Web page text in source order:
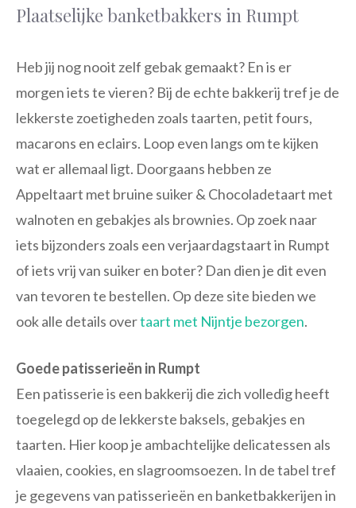
Plaatselijke banketbakkers in Rumpt
Heb jij nog nooit zelf gebak gemaakt? En is er
morgen iets te vieren? Bij de echte bakkerij tref je de
lekkerste zoetigheden zoals taarten, petit fours,
macarons en eclairs. Loop even langs om te kijken
wat er allemaal ligt. Doorgaans hebben ze
Appeltaart met bruine suiker & Chocoladetaart met
walnoten en gebakjes als brownies. Op zoek naar
iets bijzonders zoals een verjaardagstaart in Rumpt
of iets vrij van suiker en boter? Dan dien je dit even
van tevoren te bestellen. Op deze site bieden we
ook alle details overtaart met Nijntje bezorgen.
Goede patisserieën in Rumpt
Een patisserie is een bakkerij die zich volledig heeft
toegelegd op de lekkerste baksels, gebakjes en
taarten. Hier koop je ambachtelijke delicatessen als
vlaaien, cookies, en slagroomsoezen. In de tabel tref
je gegevens van patisserieën en banketbakkerijen in